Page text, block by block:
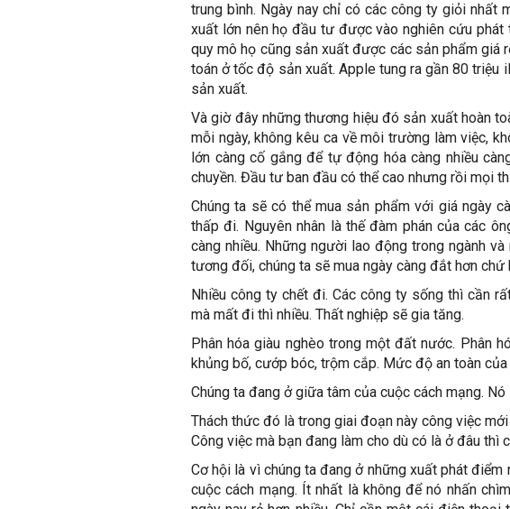
trung bình. Ngày nay chỉ có các công ty giỏi nhất
xuất lớn nên họ đầu tư được vào nghiên cứu
quy mô họ cũng sản xuất được các sản phẩm giá
toán ở tốc độ sản xuất. Apple tung ra gần 80 triệu
sản xuất.
Và giờ đây những thương hiệu đó sản xuất hoàn
mỗi ngày, không kêu ca về môi trường làm việc,
lớn càng cố gắng để tự động hóa càng nhiều
chuyền. Đầu tư ban đầu có thể cao nhưng rồi mọi
Chúng ta sẽ có thể mua sản phẩm với giá ngày
thấp đi. Nguyên nhân là thế đàm phán của các
càng nhiều. Những người lao động trong ngành
tương đối, chúng ta sẽ mua ngày càng đắt hơn
Nhiều công ty chết đi. Các công ty sống thì cần
mà mất đi thì nhiều. Thất nghiệp sẽ gia tăng.
Phân hóa giàu nghèo trong một đất nước. Phân
khủng bố, cướp bóc, trộm cắp. Mức độ an toàn
Chúng ta đang ở giữa tâm của cuộc cách mạng.
Thách thức đó là trong giai đoạn này công việc
Công việc mà bạn đang làm cho dù có là ở đâu thì
Cơ hội là vì chúng ta đang ở những xuất phát
cuộc cách mạng. Ít nhất là không để nó nhấn